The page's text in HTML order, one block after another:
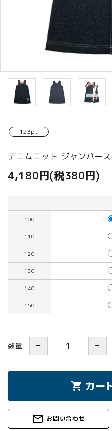
商品カテゴリから選ぶ
ACCOUNT MENU
ようこそ ゲスト 様
meeting_room person
123pt
デニムニット ジャンパー
4,180円(税380円)
100
110
120
130
140
150
数量 － ＋
shopping_cart カー
mail_outline お問い合わせ